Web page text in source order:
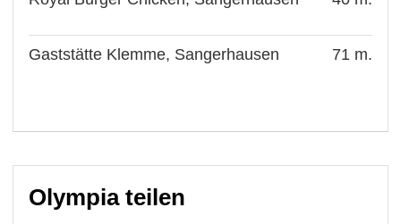
Gaststätte Klemme, Sangerhausen 71 m.
Olympia teilen